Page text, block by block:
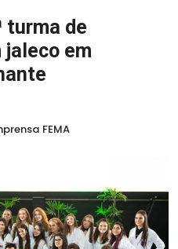
turma de
jaleco em
FEMA